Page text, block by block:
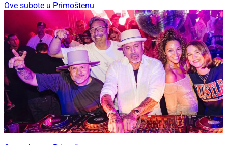
Ove subote u Primoštenu